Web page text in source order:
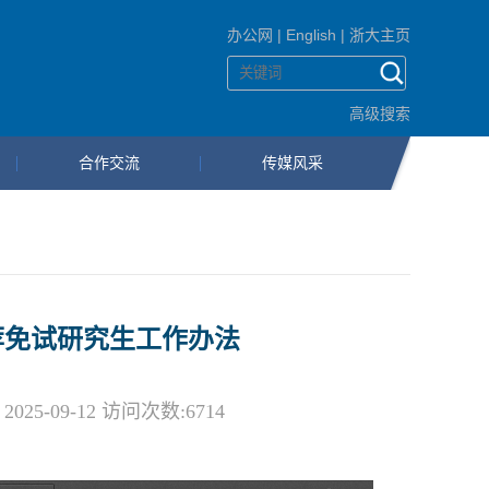
办公网 | English | 浙大主页
高级搜索
合作交流 传媒风采
试研究生工作办法
09-12 访问次数:6714